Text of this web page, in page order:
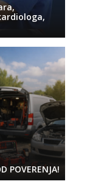
POVERENJA!